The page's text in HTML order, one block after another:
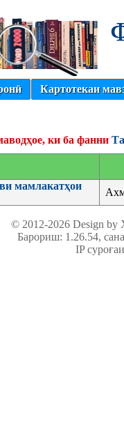
Картотекаи
ки ба фанни
мамлакатҳои
© 2012-2026 Design
Барориш: 1.26.54,
IP